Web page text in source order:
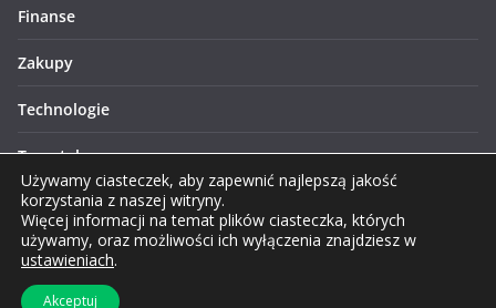
Finanse
Zakupy
Technologie
Turystyka
Używamy ciasteczek, aby zapewnić najlepszą jakość
korzystania z naszej witryny.
Więcej informacji na temat plików ciasteczka, których
używamy, oraz możliwości ich wyłączenia znajdziesz w
ustawieniach.
Akceptuj